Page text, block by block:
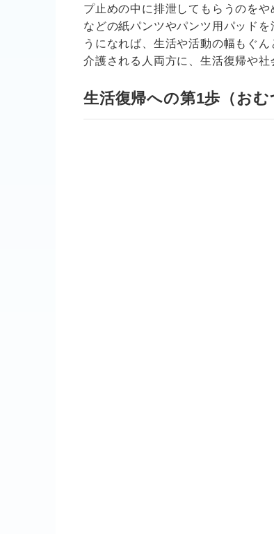
プ止めの中に排泄してもらうのを
などの紙パンツやパンツ用パッド
うになれば、生活や活動の幅もぐ
介護される人両方に、生活復帰や
生活復帰への第1歩（おむ